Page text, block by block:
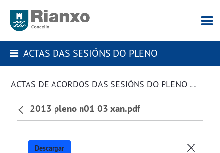
ACTAS DAS SESIÓNS DO PLENO
ACTAS DE ACORDOS DAS SESIÓNS DO PLENO DA CORPORACIÓN
2013 pleno n01 03 xan.pdf
Descargar